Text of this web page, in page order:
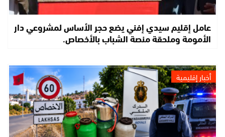
عامل إقليم سيدي إفني يضع حجر الأساس لمشروعي دار
الأمومة وملحقة منصة الشباب بالأخصاص.
أخبار إقليمية